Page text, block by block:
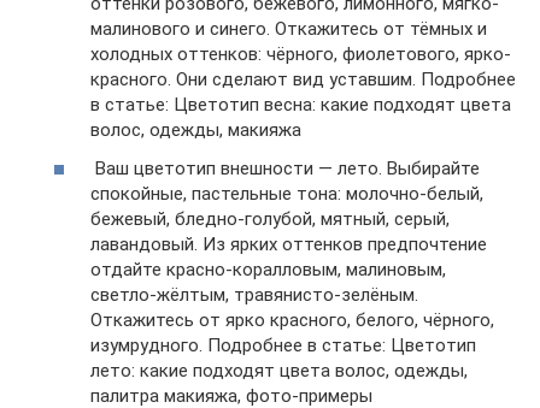
малинового и синего. Откажитесь от тёмных и
холодных оттенков: чёрного, фиолетового, ярко-
красного. Они сделают вид уставшим. Подробнее
в статье: Цветотип весна: какие подходят цвета
волос, одежды, макияжа
Ваш цветотип внешности — лето. Выбирайте
спокойные, пастельные тона: молочно-белый,
бежевый, бледно-голубой, мятный, серый,
лавандовый. Из ярких оттенков предпочтение
отдайте красно-коралловым, малиновым,
светло-жёлтым, травянисто-зелёным.
Откажитесь от ярко красного, белого, чёрного,
изумрудного. Подробнее в статье: Цветотип
лето: какие подходят цвета волос, одежды,
палитра макияжа, фото-примеры